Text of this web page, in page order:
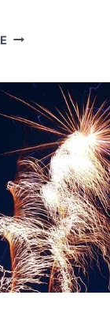
THAJSKÁ
NA
TRADIČNÍ
JÍDLO
PLNÉ
CHUTÍ